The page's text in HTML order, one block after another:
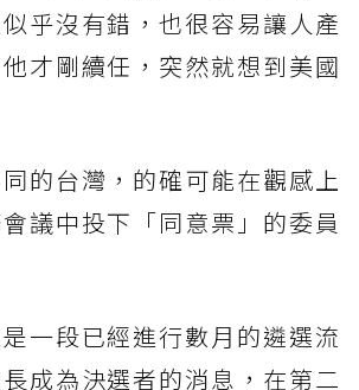
乎沒有錯，也很容易讓人產
才剛續任，突然就想到美國
的台灣，的確可能在觀感上
議中投下「同意票」的委員
一段已經進行數月的遴選流
成為決選者的消息，在第二